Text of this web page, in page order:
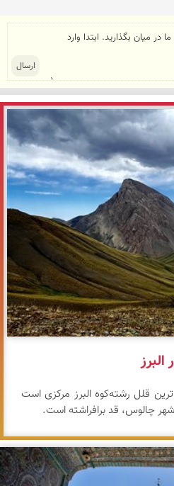
قلل رشته‌کوه البرز مرکزی است
چالوس، قد برافراشته است.